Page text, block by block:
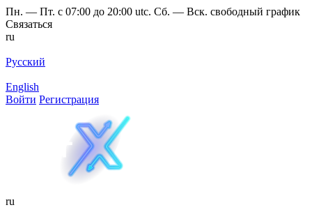
Пн. — Пт. с 07:00 до 20:00 utc. Сб. — Вск. свободный график
Связаться
ru
Русский
English
Войти Регистрация
ru